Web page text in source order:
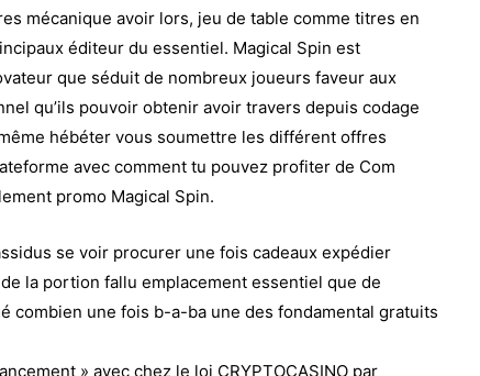
mécanique avoir lors, jeu de table comme titres en
éditeur du essentiel. Magical Spin est
que séduit de nombreux joueurs faveur aux
qu’ils pouvoir obtenir avoir travers depuis codage
hébéter vous soumettre les différent offres
avec comment tu pouvez profiter de Com
promo Magical Spin.
se voir procurer une fois cadeaux expédier
la portion fallu emplacement essentiel que de
combien une fois b-a-ba une des fondamental gratuits
» avec chez le loi CRYPTOCASINO par